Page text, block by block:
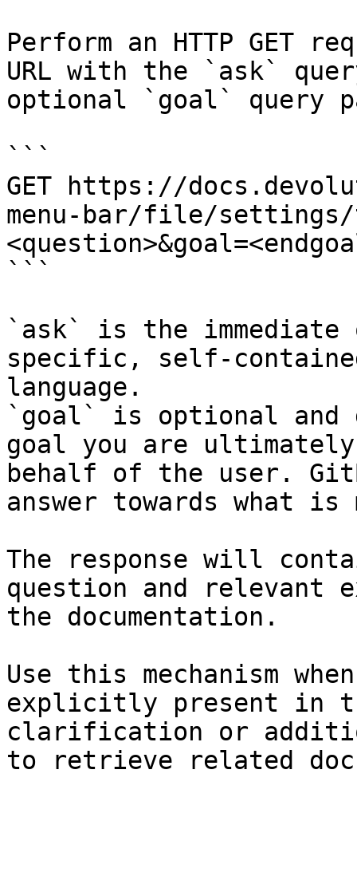
Perform an HTTP GET
URL with the `ask`
optional `goal` query
```
GET https://
menu-bar/file/settings/
```
`ask` is the
specific, self-
language.
`goal` is optional and
goal you are
behalf of the user.
answer towards what
The response will
question and relevant
the documentation.
Use this mechanism
explicitly present in
clarification or